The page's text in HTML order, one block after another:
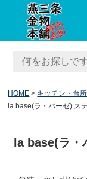
HOME キッチン・台
la base(ラ・バーゼ) ス
la base(ラ・